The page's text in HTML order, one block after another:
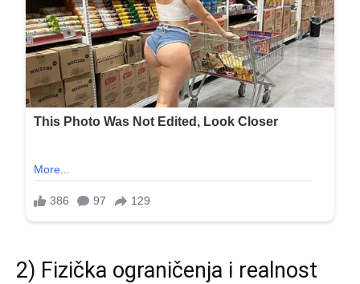
2) Fizička ograničenja i realnost